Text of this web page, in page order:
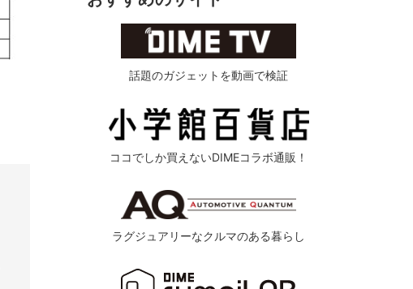
話題のガジェットを動画で検証
ココでしか買えないDIMEコラボ通販！
ラグジュアリーなクルマのある暮らし